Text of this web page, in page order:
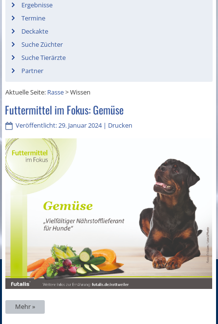
Ergebnisse
Termine
Deckakte
Suche Züchter
Suche Tierärzte
Partner
Aktuelle Seite: Rasse>Wissen
Futtermittel im Fokus: Gemüse
Veröffentlicht: 29. Januar 2024| Drucken
Mehr »